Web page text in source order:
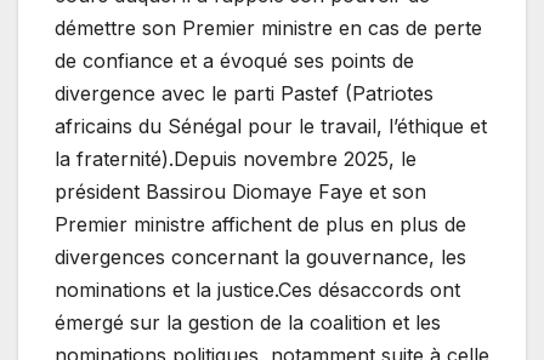
démettre son Premier ministre en cas de perte
de confiance et a évoqué ses points de
divergence avec le parti Pastef (Patriotes
africains du Sénégal pour le travail, l’éthique et
la fraternité).Depuis novembre 2025, le
président Bassirou Diomaye Faye et son
Premier ministre affichent de plus en plus de
divergences concernant la gouvernance, les
nominations et la justice.Ces désaccords ont
émergé sur la gestion de la coalition et les